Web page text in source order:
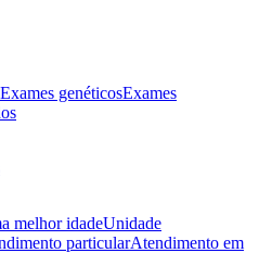
Exames genéticosExames
melhor idadeUnidade
particularAtendimento em